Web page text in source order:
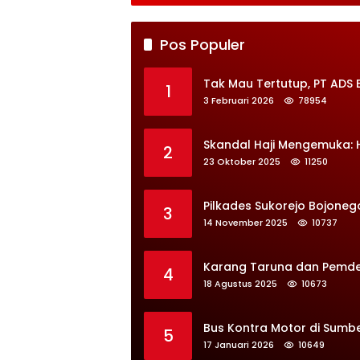
Pos Populer
1 Tak Mau Tertutup, PT
3 Februari 2026 78954
2 Skandal Haji
23 Oktober 2025 11250
3 Pilkades Sukorejo
14 November 2025 10737
4 Karang Taruna dan
18 Agustus 2025 10673
5 Bus Kontra Motor di
17 Januari 2026 10649